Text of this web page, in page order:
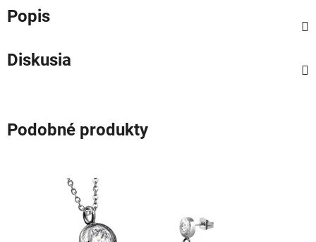
Popis
Diskusia
Podobné produkty